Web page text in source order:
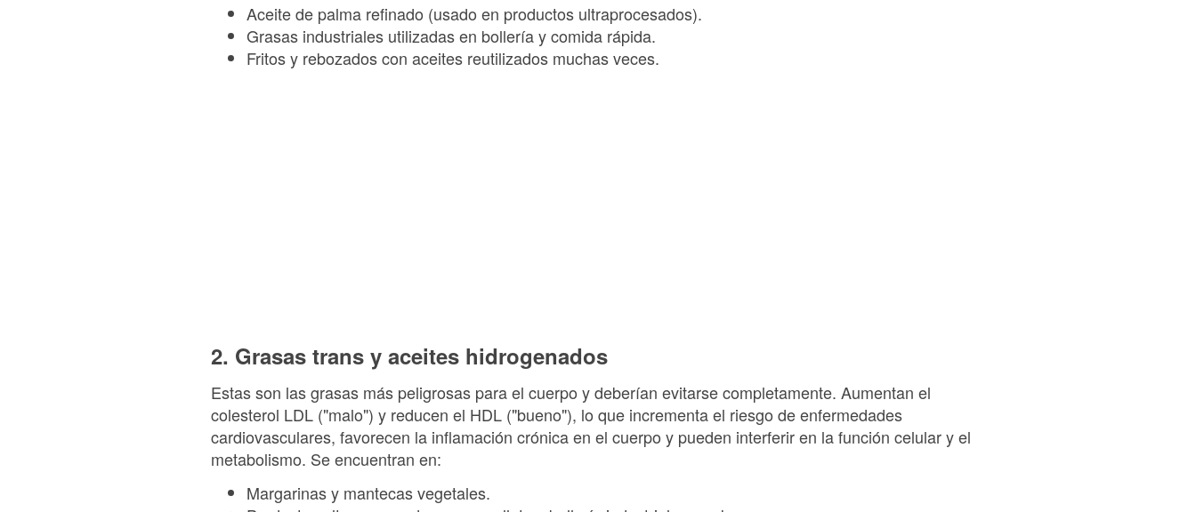
Aceite de palma refinado (usado en productos ultraprocesados).
Grasas industriales utilizadas en bollería y comida rápida.
Fritos y rebozados con aceites reutilizados muchas veces.
2. Grasas trans y aceites hidrogenados
Estas son las grasas más peligrosas para el cuerpo y deberían evitarse completamente. Aumentan el
colesterol LDL ("malo") y reducen el HDL ("bueno"), lo que incrementa el riesgo de enfermedades
cardiovasculares, favorecen la inflamación crónica en el cuerpo y pueden interferir en la función celular y el
metabolismo. Se encuentran en:
Margarinas y mantecas vegetales.